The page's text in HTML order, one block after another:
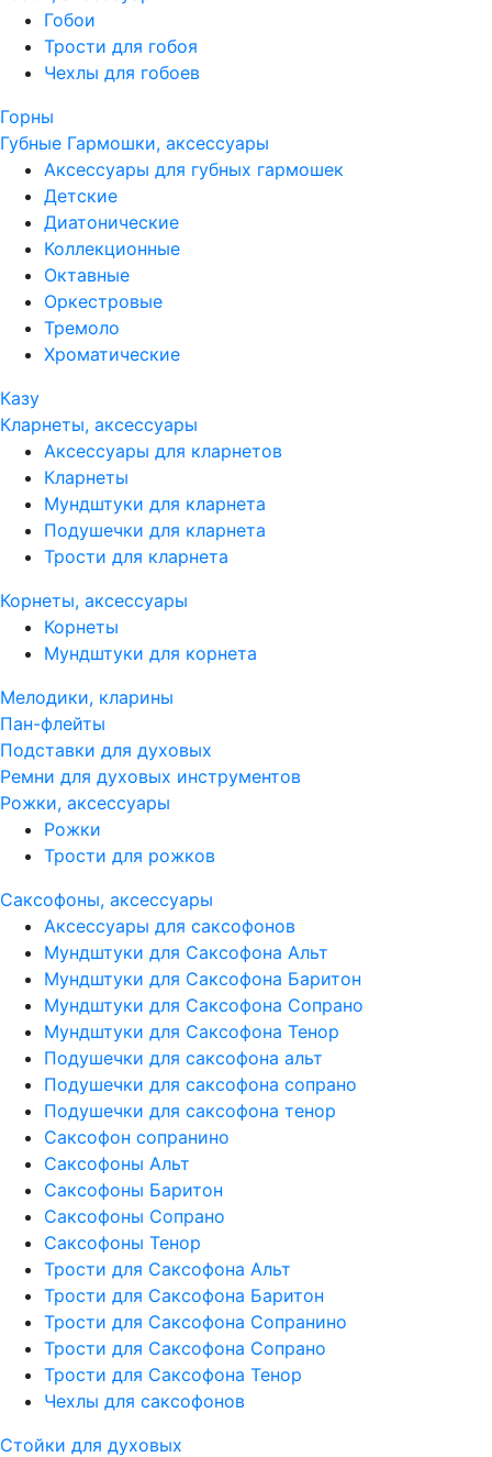
Гобои
Трости для гобоя
Чехлы для гобоев
Горны
Губные Гармошки, аксессуары
Аксессуары для губных гармошек
Детские
Диатонические
Коллекционные
Октавные
Оркестровые
Тремоло
Хроматические
Казу
Кларнеты, аксессуары
Аксессуары для кларнетов
Кларнеты
Мундштуки для кларнета
Подушечки для кларнета
Трости для кларнета
Корнеты, аксессуары
Корнеты
Мундштуки для корнета
Мелодики, кларины
Пан-флейты
Подставки для духовых
Ремни для духовых инструментов
Рожки, аксессуары
Рожки
Трости для рожков
Саксофоны, аксессуары
Аксессуары для саксофонов
Мундштуки для Саксофона Альт
Мундштуки для Саксофона Баритон
Мундштуки для Саксофона Сопрано
Мундштуки для Саксофона Тенор
Подушечки для саксофона альт
Подушечки для саксофона сопрано
Подушечки для саксофона тенор
Саксофон сопранино
Саксофоны Альт
Саксофоны Баритон
Саксофоны Сопрано
Саксофоны Тенор
Трости для Саксофона Альт
Трости для Саксофона Баритон
Трости для Саксофона Сопранино
Трости для Саксофона Сопрано
Трости для Саксофона Тенор
Чехлы для саксофонов
Стойки для духовых